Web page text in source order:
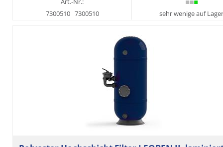
7300510 7300510 sehr wenige auf Lager